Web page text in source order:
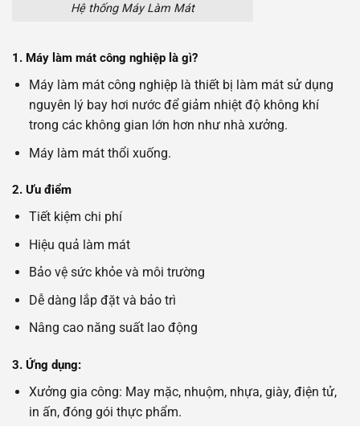
Hệ thống Máy Làm Mát
1. Máy làm mát công nghiệp là gì?
Máy làm mát công nghiệp là thiết bị làm mát sử dụng
nguyên lý bay hơi nước để giảm nhiệt độ không khí
trong các không gian lớn hơn như nhà xưởng.
Máy làm mát thổi xuống.
2. Ưu điểm
Tiết kiệm chi phí
Hiệu quả làm mát
Bảo vệ sức khỏe và môi trường
Dễ dàng lắp đặt và bảo trì
Nâng cao năng suất lao động
3. Ứng dụng:
Xưởng gia công: May mặc, nhuộm, nhựa, giày, điện tử,
in ấn, đóng gói thực phẩm.